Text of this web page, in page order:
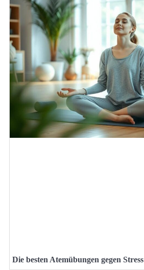
Die besten Atemübungen gegen Stress